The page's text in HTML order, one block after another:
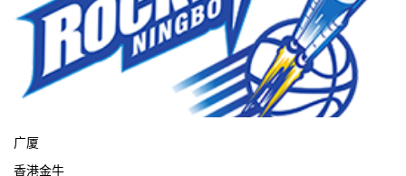
广厦
香港金牛